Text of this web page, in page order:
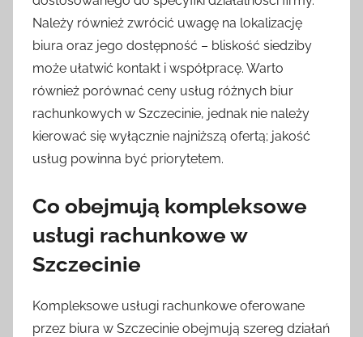
Należy również zwrócić uwagę na lokalizację
biura oraz jego dostępność – bliskość siedziby
może ułatwić kontakt i współpracę. Warto
również porównać ceny usług różnych biur
rachunkowych w Szczecinie, jednak nie należy
kierować się wyłącznie najniższą ofertą; jakość
usług powinna być priorytetem.
Co obejmują kompleksowe
usługi rachunkowe w
Szczecinie
Kompleksowe usługi rachunkowe oferowane
przez biura w Szczecinie obejmują szereg działań